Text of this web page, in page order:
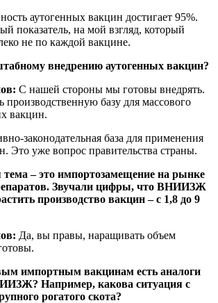
аутогенных вакцин достигает 95%.
показатель, на мой взгляд, который
не по каждой вакцине.
внедрению аутогенных вакцин?
С нашей стороны мы готовы внедрять.
производственную базу для массового
вакцин.
законодательная база для применения
Это уже вопрос правительства страны.
– это импортозамещение на рынке
Звучали цифры, что ВНИИЗЖ
производство вакцин – с 1,8 до 9
Да, вы правы, наращивать объем
импортным вакцинам есть аналоги
Например, какова ситуация с
рогатого скота?